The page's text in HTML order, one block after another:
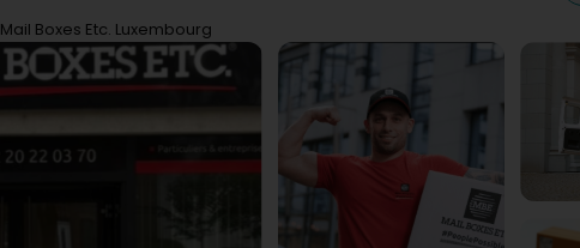
Mail Boxes Etc. Luxembourg